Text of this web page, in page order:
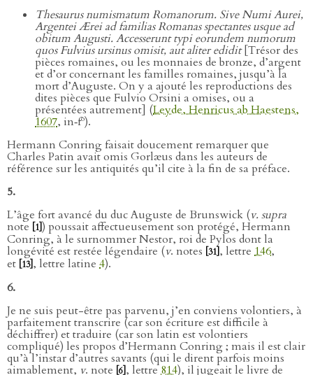
Thesaurus numismatum Romanorum. Sive Numi Aurei,
Argentei Ærei ad familias Romanas spectantes usque ad
obitum Augusti. Accesserunt typi eorundem numorum
quos Fulvius ursinus omisit, aut aliter edidit[Trésor des
pièces romaines, ou les monnaies de bronze, d’argent
et d’or concernant les familles romaines, jusqu’à la
mort d’Auguste. On y a ajouté les reproductions des
dites pièces que Fulvio Orsini a omises, ou a
présentées autrement] (Leyde, Henricus ab Haestens,
1607, in‑fo).
Hermann Conring faisait doucement remarquer que
Charles Patin avait omis Gorlæus dans les auteurs de
référence sur les antiquités qu’il cite à la fin de sa préface.
5.
L’âge fort avancé du duc Auguste de Brunswick (v. supra
note [1]) poussait affectueusement son protégé, Hermann
Conring, à le surnommer Nestor, roi de Pylos dont la
longévité est restée légendaire (v. notes [31], lettre 146,
et [13], lettre latine 4).
6.
Je ne suis peut-être pas parvenu, j’en conviens volontiers, à
parfaitement transcrire (car son écriture est difficile à
déchiffrer) et traduire (car son latin est volontiers
compliqué) les propos d’Hermann Conring ; mais il est clair
qu’à l’instar d’autres savants (qui le dirent parfois moins
aimablement, v. note [6], lettre814), il jugeait le livre de